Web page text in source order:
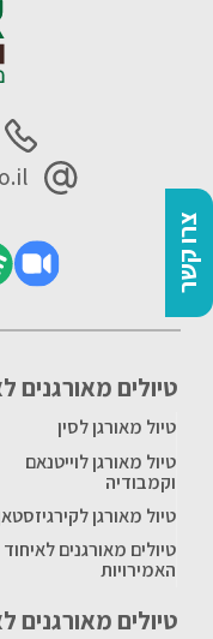
צרו קשר
טיולים מאורגנים
טיול מאורגן לסין
טיול מאורגן לוייטנאם
וקמבודיה
טיול מאורגן
טיולים מאורגנים לאיחוד
האמירויות
טיולים מאורגנים